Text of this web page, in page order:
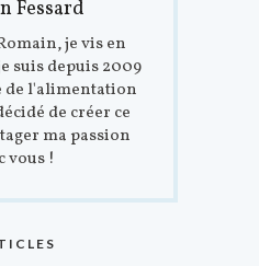
Fessard
je vis en
suis depuis 2009
de l'alimentation
de créer ce
ma passion
vous !